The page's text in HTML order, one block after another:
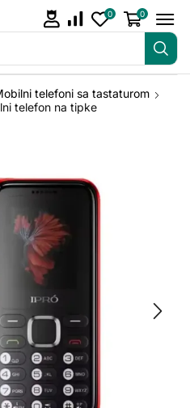
0 0
telefoni sa tastaturom
telefon na tipke